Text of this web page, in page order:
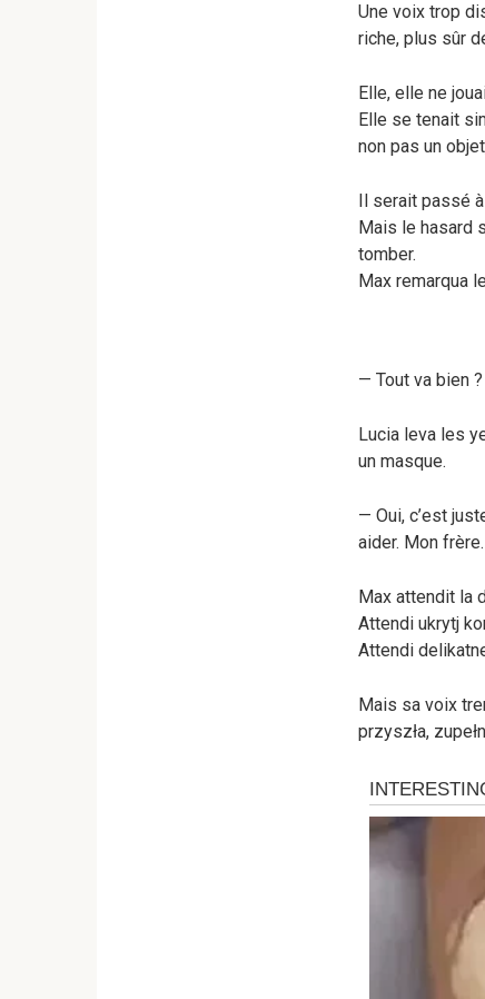
Une voix trop
riche, plus sûr
Elle, elle ne
Elle se tenait
non pas un
Il serait passé
Mais le hasard
tomber.
Max remarqua
— Tout va bien
Lucia leva les
un masque.
— Oui, c’est
aider. Mon
Max attendit la
Attendi ukrytj
Attendi
Mais sa voix
przyszła,